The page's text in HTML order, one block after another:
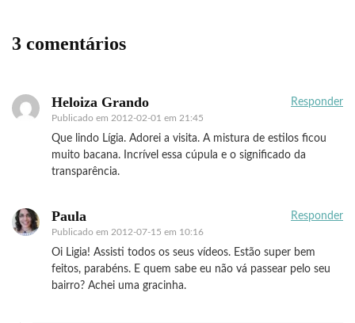
3 comentários
Heloiza Grando
Publicado em 2012-02-01 em 21:45
Responder
Que lindo Lígia. Adorei a visita. A mistura de estilos ficou
muito bacana. Incrível essa cúpula e o significado da
transparência.
Paula
Publicado em 2012-07-15 em 10:16
Responder
Oi Ligia! Assisti todos os seus vídeos. Estão super bem
feitos, parabéns. E quem sabe eu não vá passear pelo seu
bairro? Achei uma gracinha.